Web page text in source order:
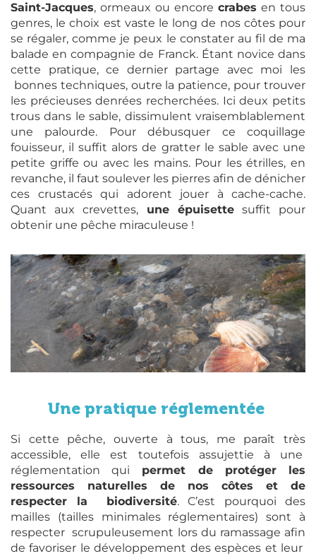
Saint-Jacques, ormeaux ou encore crabes en tous
genres, le choix est vaste le long de nos côtes pour
se régaler, comme je peux le constater au fil de ma
balade en compagnie de Franck. Étant novice dans
cette pratique, ce dernier partage avec moi les
bonnes techniques, outre la patience, pour trouver
les précieuses denrées recherchées. Ici deux petits
trous dans le sable, dissimulent vraisemblablement
une palourde. Pour débusquer ce coquillage
fouisseur, il suffit alors de gratter le sable avec une
petite griffe ou avec les mains. Pour les étrilles, en
revanche, il faut soulever les pierres afin de dénicher
ces crustacés qui adorent jouer à cache-cache.
Quant aux crevettes, une épuisettesuffit pour
obtenir une pêche miraculeuse !
Une pratique réglementée
Si cette pêche, ouverte à tous, me paraît très
accessible, elle est toutefois assujettie à une
réglementation qui permet de protéger les
ressources naturelles de nos côtes et de
respecter la biodiversité. C’est pourquoi des
mailles (tailles minimales réglementaires) sont à
respecter scrupuleusement lors du ramassage afin
de favoriser le développement des espèces et leur